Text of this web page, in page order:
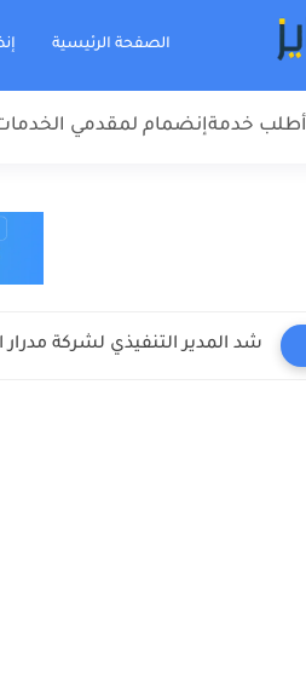
الصفحة الرئيسية
أطلب خدمةإنضمام لمقدمي
شد المدير التنفيذي لشركة